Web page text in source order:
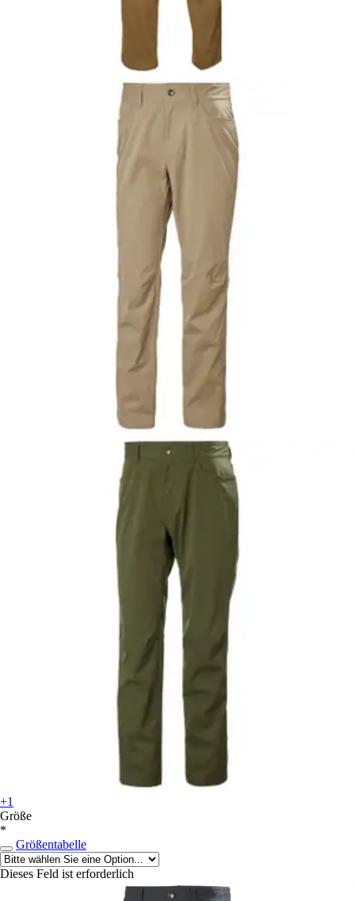
+1
Größe
*
Größentabelle
Dieses Feld ist erforderlich